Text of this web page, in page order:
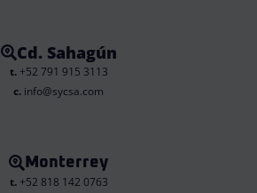
Cd. Sahagún
t.+52 791 915 3113
c. info@sycsa.com
Monterrey
t.+52 818 142 0763